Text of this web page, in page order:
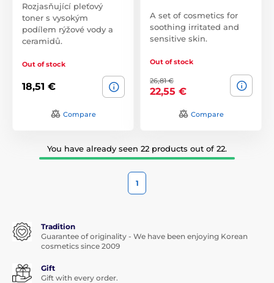
Rozjasňující pleťový
toner s vysokým
podílem rýžové vody a
ceramidů.
Out of stock
18,51 €
Compare
A set of cosmetics for
soothing irritated and
sensitive skin.
Out of stock
26,81 €
22,55 €
Compare
You have already seen 22 products out of 22.
1
Tradition
Guarantee of originality - We have been enjoying Korean
cosmetics since 2009
Gift
Gift with every order.